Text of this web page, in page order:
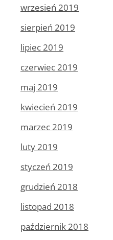
wrzesień 2019
sierpień 2019
lipiec 2019
czerwiec 2019
maj 2019
kwiecień 2019
marzec 2019
luty 2019
styczeń 2019
grudzień 2018
listopad 2018
październik 2018